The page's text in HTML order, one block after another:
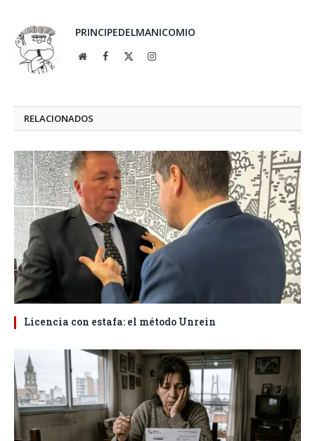
PRINCIPEDELMANICOMIO
WebsiteFacebook Instagram
RELACIONADOS
Licencia con estafa: el método Unrein